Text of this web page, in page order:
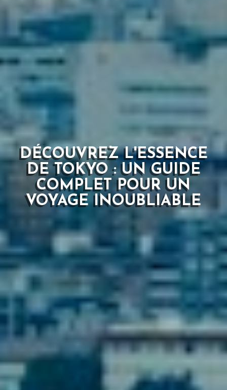
DÉCOUVREZ L'ESSENCE
DE TOKYO : UN GUIDE
COMPLET POUR UN
VOYAGE INOUBLIABLE